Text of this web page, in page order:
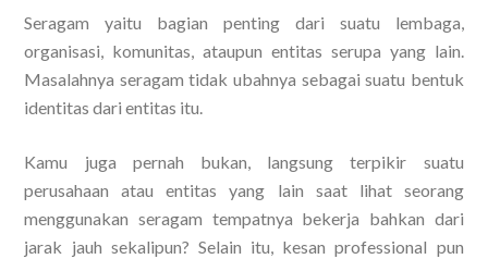
Seragam yaitu bagian penting dari suatu lembaga,
organisasi, komunitas, ataupun entitas serupa yang lain.
Masalahnya seragam tidak ubahnya sebagai suatu bentuk
identitas dari entitas itu.
Kamu juga pernah bukan, langsung terpikir suatu
perusahaan atau entitas yang lain saat lihat seorang
menggunakan seragam tempatnya bekerja bahkan dari
jarak jauh sekalipun? Selain itu, kesan professional pun